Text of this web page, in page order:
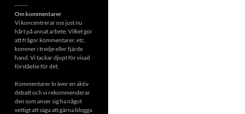
-------
Om kommentarer
Vi koncentrerar oss just nu
hårt på annat arbete. Vilket gör
att frågor kommentarer, etc,
kommer i tredje eller fjärde
hand. Vi tackar djupt för visad
förståelse för det.
Kommentarer kräver en aktiv
debatt och vi rekommenderar
den som anser sig ha något
vettigt att säga att gärna blogga